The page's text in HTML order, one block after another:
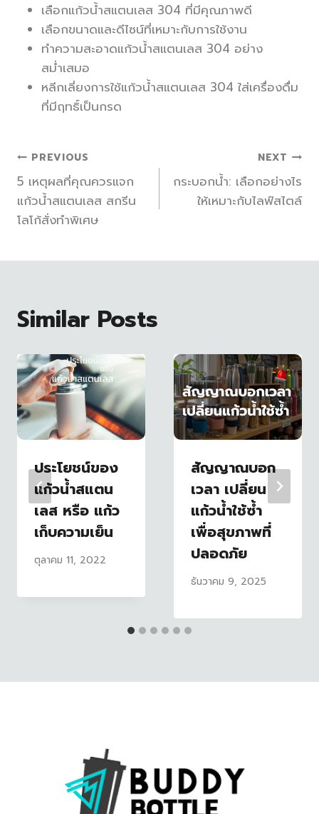
เลือกแก้วน้ำสแตนเลส 304 ที่มีคุณภาพดี
เลือกขนาดและดีไซน์ที่เหมาะกับการใช้งาน
ทำความสะอาดแก้วน้ำสแตนเลส 304 อย่าง
สม่ำเสมอ
หลีกเลี่ยงการใช้แก้วน้ำสแตนเลส 304 ใส่เครื่องดื่ม
ที่มีฤทธิ์เป็นกรด
แนะแนว
เรื่อง
PREVIOUS
5 เหตุผลที่คุณควรแจก
แก้วน้ำสแตนเลส สกรีน
โลโก้สั่งทำพิเศษ
NEXT
กระบอกน้ำ: เลือกอย่างไร
ให้เหมาะกับไลฟ์สไตล์
Similar Posts
ประโยชน์ของ
แก้วน้ำสแตน
เลส หรือ แก้ว
เก็บความเย็น
ตุลาคม 11, 2022
สัญญาณบอก
เวลา เปลี่ยน
แก้วน้ำใช้ซ้ำ
เพื่อสุขภาพที่
ปลอดภัย
ธันวาคม 9, 2025